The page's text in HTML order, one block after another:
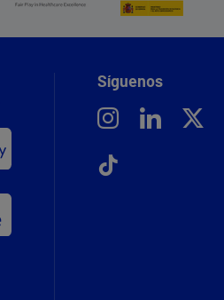
Síguenos